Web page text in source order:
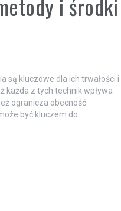
są kluczowe dla ich trwałości i
każda z tych technik wpływa
ogranicza obecność
być kluczem do